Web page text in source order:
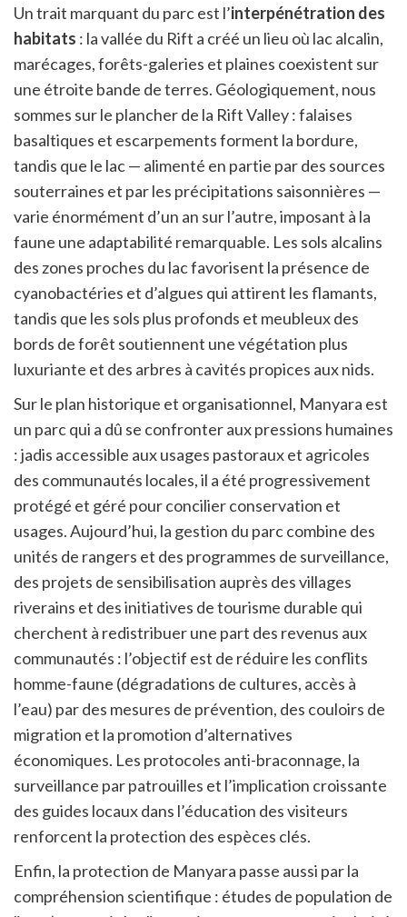
Un trait marquant du parc est l’interpénétration des
habitats : la vallée du Rift a créé un lieu où lac alcalin,
marécages, forêts-galeries et plaines coexistent sur
une étroite bande de terres. Géologiquement, nous
sommes sur le plancher de la Rift Valley : falaises
basaltiques et escarpements forment la bordure,
tandis que le lac — alimenté en partie par des sources
souterraines et par les précipitations saisonnières —
varie énormément d’un an sur l’autre, imposant à la
faune une adaptabilité remarquable. Les sols alcalins
des zones proches du lac favorisent la présence de
cyanobactéries et d’algues qui attirent les flamants,
tandis que les sols plus profonds et meubleux des
bords de forêt soutiennent une végétation plus
luxuriante et des arbres à cavités propices aux nids.
Sur le plan historique et organisationnel, Manyara est
un parc qui a dû se confronter aux pressions humaines
: jadis accessible aux usages pastoraux et agricoles
des communautés locales, il a été progressivement
protégé et géré pour concilier conservation et
usages. Aujourd’hui, la gestion du parc combine des
unités de rangers et des programmes de surveillance,
des projets de sensibilisation auprès des villages
riverains et des initiatives de tourisme durable qui
cherchent à redistribuer une part des revenus aux
communautés : l’objectif est de réduire les conflits
homme-faune (dégradations de cultures, accès à
l’eau) par des mesures de prévention, des couloirs de
migration et la promotion d’alternatives
économiques. Les protocoles anti-braconnage, la
surveillance par patrouilles et l’implication croissante
des guides locaux dans l’éducation des visiteurs
renforcent la protection des espèces clés.
Enfin, la protection de Manyara passe aussi par la
compréhension scientifique : études de population de